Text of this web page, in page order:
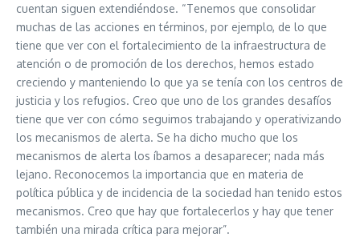
cuentan siguen extendiéndose. “Tenemos que consolidar
muchas de las acciones en términos, por ejemplo, de lo que
tiene que ver con el fortalecimiento de la infraestructura de
atención o de promoción de los derechos, hemos estado
creciendo y manteniendo lo que ya se tenía con los centros de
justicia y los refugios. Creo que uno de los grandes desafíos
tiene que ver con cómo seguimos trabajando y operativizando
los mecanismos de alerta. Se ha dicho mucho que los
mecanismos de alerta los íbamos a desaparecer; nada más
lejano. Reconocemos la importancia que en materia de
política pública y de incidencia de la sociedad han tenido estos
mecanismos. Creo que hay que fortalecerlos y hay que tener
también una mirada crítica para mejorar”.